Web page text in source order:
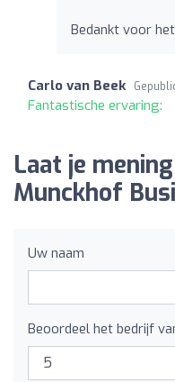
Bedankt voor
Carlo van Beek
Fantastische ervaring:
Laat je
Munckhof
Uw naam
Beoordeel het bedrijf